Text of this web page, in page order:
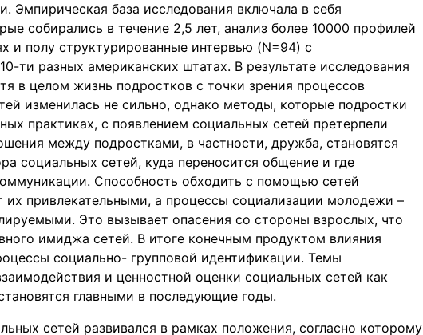
Эмпирическая база исследования включала в себя
собирались в течение 2,5 лет, анализ более 10000 профилей
и полу структурированные интервью (N=94) с
ти разных американских штатах. В результате исследования
в целом жизнь подростков с точки зрения процессов
изменилась не сильно, однако методы, которые подростки
практиках, с появлением социальных сетей претерпели
между подростками, в частности, дружба, становятся
социальных сетей, куда переносится общение и где
Способность обходить с помощью сетей
их привлекательными, а процессы социализации молодежи –
Это вызывает опасения со стороны взрослых, что
имиджа сетей. В итоге конечным продуктом влияния
социально- групповой идентификации. Темы
и ценностной оценки социальных сетей как
главными в последующие годы.
сетей развивался в рамках положения, согласно которому